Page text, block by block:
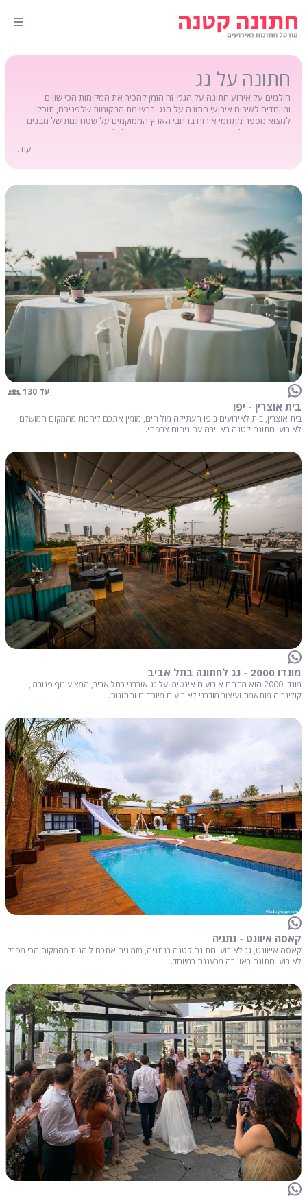
חתונה על גג
חולמים על אירוע חתונה על הגג? זה הזמן להכיר את המקומות הכי שווים
ומיוחדים לאירוח אירועי חתונה על הגג. ברשימת המקומות שלפניכם, תוכלו
למצוא מספר מתחמי אירוח ברחבי הארץ הממוקמים על שטח גגות של מבנים
שונים, כאשר לכל מקום, צירפנו דף מידע בו תוכלו למצוא את כל המידע הנחוץ
לכם על המקום ועל פתרונות האירוח המוצעים בו. חתונה על הגג הפכה בשנים
האחרונות לאחד מהטרנדים המובילים של עולם האירועים, כאשר חלק מהגגות
מיועדים לאירועי חתונה תחת כיפת השמיים במהלך חודשי הקיץ ובחלק מהגגות
התרשמו ובחרו את המקום המועדף עליכם לאירוע חתונה על הגג.
עוד...
עד 130
בית אוצרין - יפו
בית אוצרין, בית לאירועים ביפו העתיקה מול הים, מזמין אתכם ליהנות מהמקום המושלם
לאירועי חתונה קטנה באווירה עם ניחוח צרפתי.
מונדו 2000 - גג לחתונה בתל אביב
מונדו 2000 הוא מתחם אירועים אינטימי על גג אורבני בתל אביב, המציע נוף פנורמי,
קולינריה מותאמת ועיצוב מודרני לאירועים מיוחדים וחתונות.
קאסה איוונט - נתניה
קאסה אייוונט, גג לאירועי חתונה קטנה בנתניה, מזמינים אתכם ליהנות מהמקום הכי מפנק
לאירועי חתונה באווירה מרעננת במיוחד.